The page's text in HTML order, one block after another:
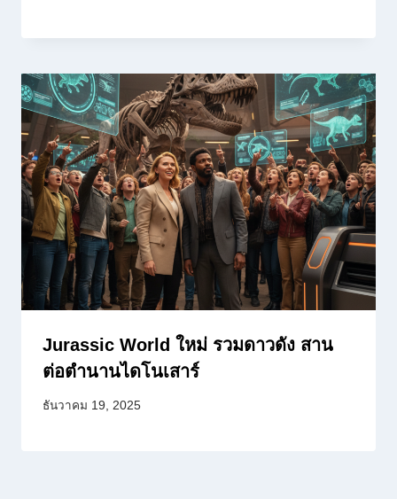
Jurassic World ใหม่ รวมดาวดัง สาน
ต่อตำนานไดโนเสาร์
ธันวาคม 19, 2025